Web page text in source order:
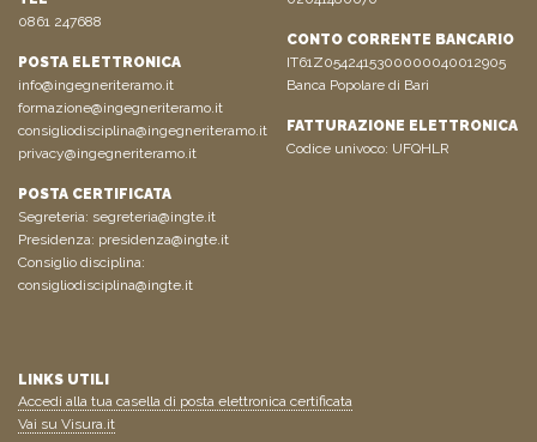
0861 247688
POSTA ELETTRONICA
info@ingegneriteramo.it
formazione@ingegneriteramo.it
consigliodisciplina@ingegneriteramo.it
privacy@ingegneriteramo.it
POSTA CERTIFICATA
Segreteria: segreteria@ingte.it
Presidenza: presidenza@ingte.it
Consiglio disciplina:
consigliodisciplina@ingte.it
CONTO CORRENTE BANCARIO
IT61Z0542415300000040012905
Banca Popolare di Bari
FATTURAZIONE ELETTRONICA
Codice univoco: UFQHLR
LINKS UTILI
Accedi alla tua casella di posta elettronica certificata
Vai su Visura.it